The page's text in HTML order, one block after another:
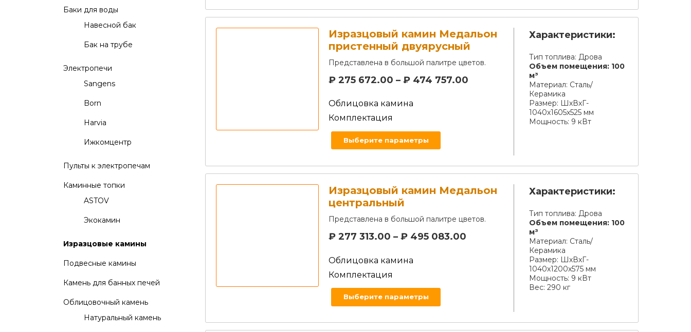
Баки для воды
Навесной бак
Бак на трубе
Электропечи
Sangens
Born
Harvia
Ижкомцентр
Пульты к электропечам
Каминные топки
ASTOV
Экокамин
Изразцовые камины
Подвесные камины
Камень для банных печей
Облицовочный камень
Натуральный камень
Изразцовый камин Медальон
пристенный двуярусный
Представлена в большой палитре цветов.
₽ 275 672.00 –₽ 474 757.00
Облицовка камина
Комплектация
Выберите параметры
Характеристики:
Тип топлива: Дрова
Объем помещения: 100
м³
Материал: Сталь/
Керамика
Размер: ШхВхГ-
1040х1605х525 мм
Мощность: 9 кВт
Изразцовый камин Медальон
центральный
Представлена в большой палитре цветов.
₽ 277 313.00 –₽ 495 083.00
Облицовка камина
Комплектация
Выберите параметры
Характеристики:
Тип топлива: Дрова
Объем помещения: 100
м³
Материал: Сталь/
Керамика
Размер: ШхВхГ-
1040х1200х575 мм
Мощность: 9 кВт
Вес:290 кг